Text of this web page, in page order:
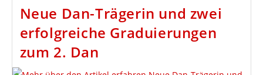
Karate-
Kids
Neue Dan-Trägerin und zwei
erfolgreiche Graduierungen
zum 2. Dan